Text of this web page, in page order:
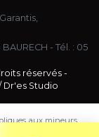
- Tél. : 05
réservés -
Dr'es Studio
aux mineurs